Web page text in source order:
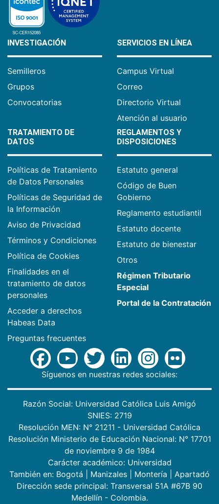
INVESTIGACIÓN
Semilleros
Grupos
Convocatorias
SERVICIOS EN LÍNEA
Campus Virtual
Correo
Directorio Virtual
Atención al usuario
TRATAMIENTO DE
DATOS
Políticas de Tratamiento
de Datos Personales
Políticas de Seguridad de
la Información
Aviso de Privacidad
Términos y Condiciones
Política de Cookies
Finalidades en el
tratamiento de datos
personales
Acceder a derechos
Habeas Data
Preguntas frecuentes
REGLAMENTOS Y
DISPOSICIONES
Estatuto general
Código de Buen
Gobierno
Reglamento estudiantil
Estatuto docente
Estatuto de bienestar
Otros
Régimen Tributario
Especial
Portal de la Contratación
Síguenos en nuestras redes sociales:
Razón Social: Universidad Católica Luis Amigó
SNIES: 2719
Resolución MEN: N° 21211 - Universidad Católica
Resolución Ministerio de Educación Nacional: N° 17701
de noviembre 9 de 1984
Carácter académico: Universidad
También en: Bogotá Manizales Montería
Apartadó
Dirección sede principal: Transversal 51A #67B 90
Medellín - Colombia.